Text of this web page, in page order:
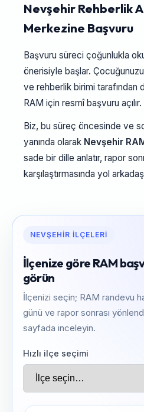
Nevşehir Rehberlik
Merkezine Başvuru
Başvuru süreci çoğunlukla
önerisiyle başlar.
ve rehberlik birimi tarafından
RAM için resmî başvuru açılır.
Biz, bu süreç öncesinde ve
yanında olarak Nevşehir
sade bir dille anlatır, rapor
karşılaştırmasında yol
NEVŞEHIR İLÇELERI
İlçenize göre RAM
görün
İlçenizi seçin; RAM randevu
günü ve rapor sonrası
sayfada inceleyin.
Hızlı ilçe seçimi